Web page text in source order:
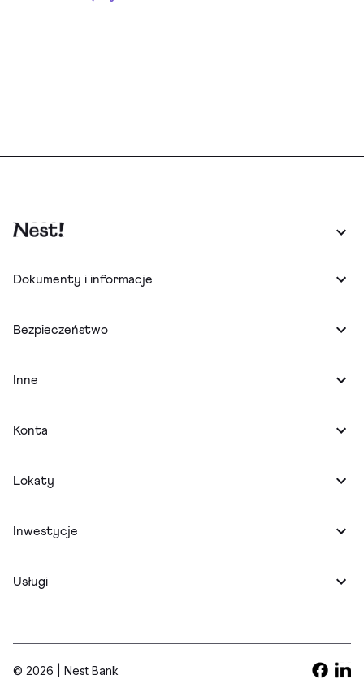
Dokumenty i informacje
Bezpieczeństwo
Inne
Konta
Lokaty
Inwestycje
Usługi
© 2026 | Nest Bank